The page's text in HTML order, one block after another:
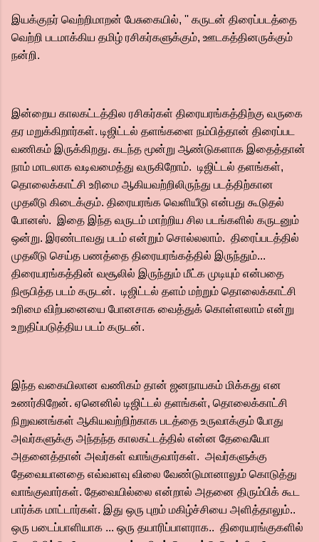
இயக்குநர் வெற்றிமாறன் பேசுகையில், '' கருடன் திரைப்படத்தை
வெற்றி படமாக்கிய தமிழ் ரசிகர்களுக்கும், ஊடகத்தினருக்கும்
நன்றி.
இன்றைய காலகட்டத்தில ரசிகர்கள் திரையரங்கத்திற்கு வருகை
தர மறுக்கிறார்கள். டிஜிட்டல் தளங்களை நம்பித்தான் திரைப்பட
வணிகம் இருக்கிறது. கடந்த மூன்று ஆண்டுகளாக இதைத்தான்
நாம் மாடலாக வடிவமைத்து வருகிறோம். டிஜிட்டல் தளங்கள்,
தொலைக்காட்சி உரிமை ஆகியவற்றிலிருந்து படத்திற்கான
முதலீடு கிடைக்கும். திரையரங்க வெளியீடு என்பது கூடுதல்
போனஸ். இதை இந்த வருடம் மாற்றிய சில படங்களில் கருடனும்
ஒன்று. இரண்டாவது படம் என்றும் சொல்லலாம். திரைப்படத்தில்
முதலீடு செய்த பணத்தை திரையரங்கத்தில் இருந்தும்...‌
திரையரங்கத்தின் வசூலில் இருந்தும் மீட்க முடியும் என்பதை
நிரூபித்த படம் கருடன். டிஜிட்டல் தளம் மற்றும் தொலைக்காட்சி
உரிமை விற்பனையை போனசாக வைத்துக் கொள்ளலாம் என்று
உறுதிப்படுத்திய படம் கருடன்.
இந்த வகையிலான வணிகம் தான் ஜனநாயகம் மிக்கது என
உணர்கிறேன். ஏனெனில் டிஜிட்டல் தளங்கள், தொலைக்காட்சி
நிறுவனங்கள் ஆகியவற்றிற்காக படத்தை உருவாக்கும் போது
அவர்களுக்கு அந்தந்த காலகட்டத்தில் என்ன தேவையோ
அதனைத்தான் அவர்கள் வாங்குவார்கள்.‌ அவர்களுக்கு
தேவையானதை எவ்வளவு விலை வேண்டுமானாலும் கொடுத்து
வாங்குவார்கள். தேவையில்லை என்றால் அதனை திரும்பிக் கூட
பார்க்க மாட்டார்கள். இது ஒரு புறம் மகிழ்ச்சியை அளித்தாலும்..
ஒரு படைப்பாளியாக ... ஒரு தயாரிப்பாளராக.. திரையரங்குகளில்